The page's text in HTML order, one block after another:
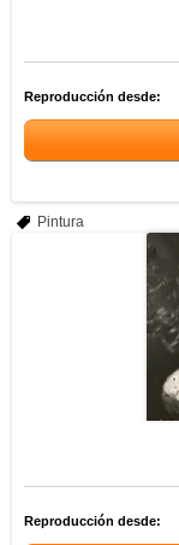
Reproducción desde:
Pintura
Reproducción desde: